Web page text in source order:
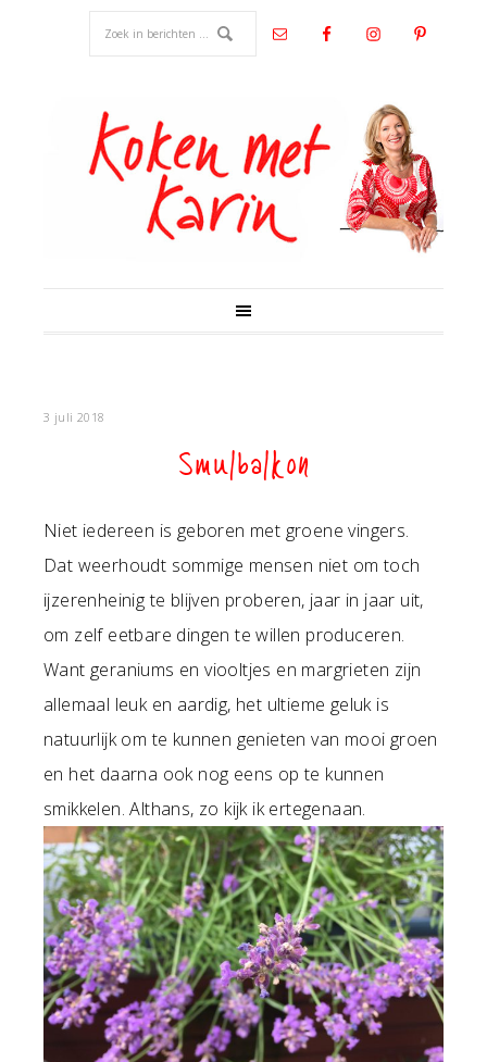
3 juli 2018
Smulbalkon
Niet iedereen is geboren met groene vingers.
Dat weerhoudt sommige mensen niet om toch
ijzerenheinig te blijven proberen, jaar in jaar uit,
om zelf eetbare dingen te willen produceren.
Want geraniums en viooltjes en margrieten zijn
allemaal leuk en aardig, het ultieme geluk is
natuurlijk om te kunnen genieten van mooi groen
en het daarna ook nog eens op te kunnen
smikkelen. Althans, zo kijk ik ertegenaan.